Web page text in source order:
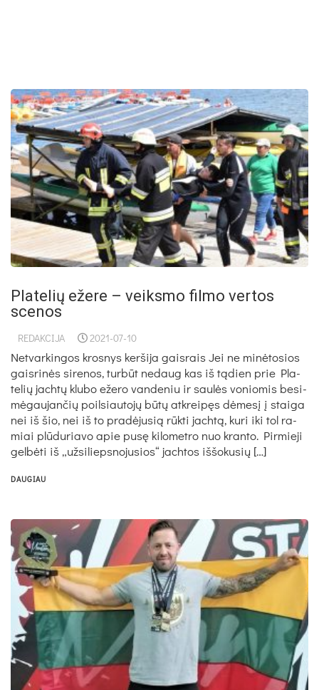
Platelių ežere – veiksmo filmo vertos
scenos
REDAKCIJA 2021-07-10
Netvarkingos krosnys keršija gaisrais Jei ne minė­to­sios
gais­rinės si­re­nos, turbūt ne­daug kas iš tądien prie Pla­
te­lių jachtų klu­bo eže­ro van­de­niu ir saulės vo­nio­mis be­si­
mėgau­jan­čių poil­siau­tojų būtų at­kreipęs dėmesį į stai­ga
nei iš šio, nei iš to pra­dėju­sią rūkti jachtą, ku­ri iki tol ra­
miai plūdu­ria­vo apie pusę ki­lo­met­ro nuo kran­to. Pir­mie­ji
gelbė­ti iš „už­si­lieps­no­ju­sios“ jach­tos iš­šo­ku­sių […]
DAUGIAU